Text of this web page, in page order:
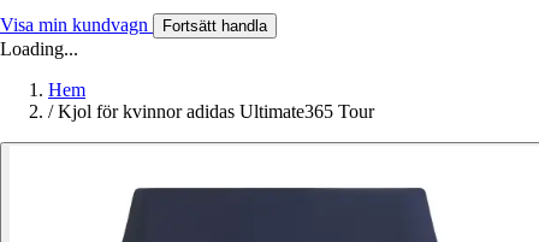
Visa min kundvagn Fortsätt handla
Loading...
Hem
/ Kjol för kvinnor adidas Ultimate365 Tour